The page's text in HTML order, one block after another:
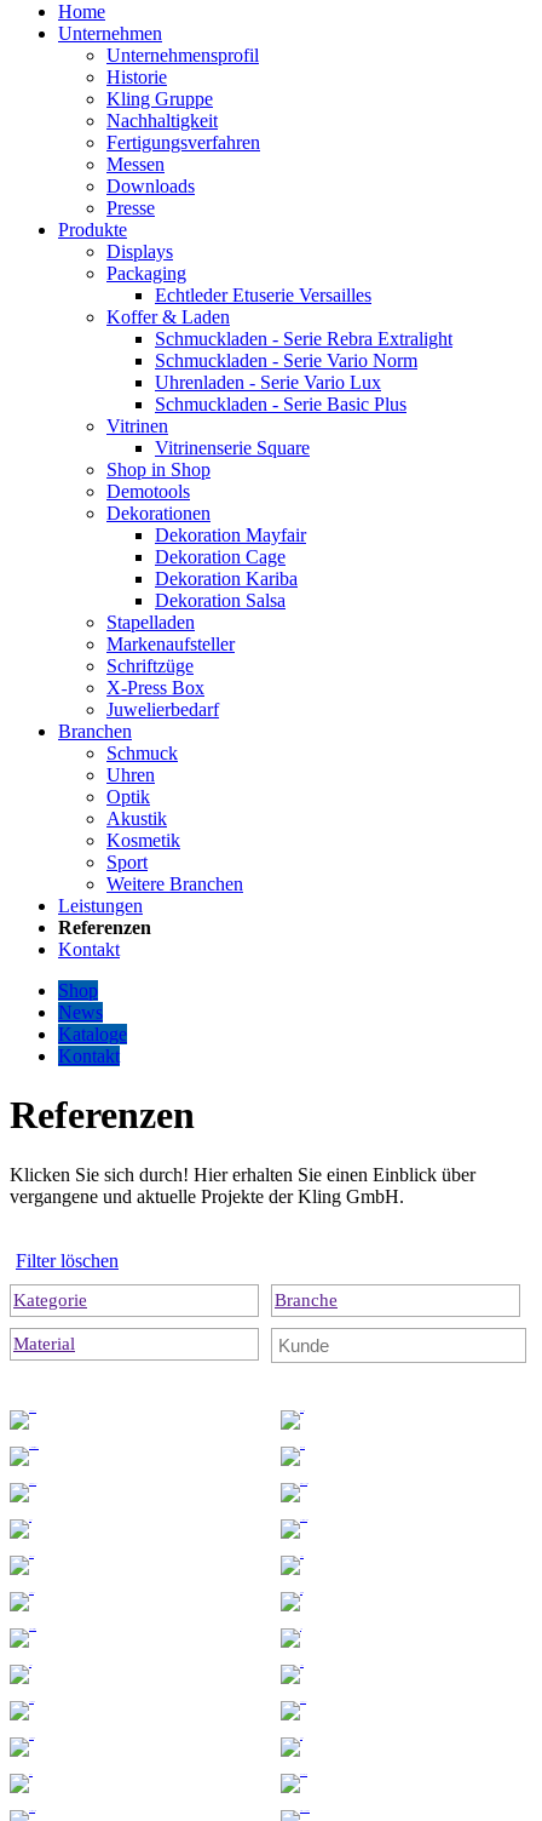
Home
Unternehmen
Unternehmensprofil
Historie
Kling Gruppe
Nachhaltigkeit
Fertigungsverfahren
Messen
Downloads
Presse
Produkte
Displays
Packaging
Echtleder Etuserie Versailles
Koffer & Laden
Schmuckladen - Serie Rebra Extralight
Schmuckladen - Serie Vario Norm
Uhrenladen - Serie Vario Lux
Schmuckladen - Serie Basic Plus
Vitrinen
Vitrinenserie Square
Shop in Shop
Demotools
Dekorationen
Dekoration Mayfair
Dekoration Cage
Dekoration Kariba
Dekoration Salsa
Stapelladen
Markenaufsteller
Schriftzüge
X-Press Box
Juwelierbedarf
Branchen
Schmuck
Uhren
Optik
Akustik
Kosmetik
Sport
Weitere Branchen
Leistungen
Referenzen
Kontakt
Shop
News
Kataloge
Kontakt
Referenzen
Klicken Sie sich durch! Hier erhalten Sie einen Einblick über
vergangene und aktuelle Projekte der Kling GmbH.
Filter löschen
Kategorie Branche
Material